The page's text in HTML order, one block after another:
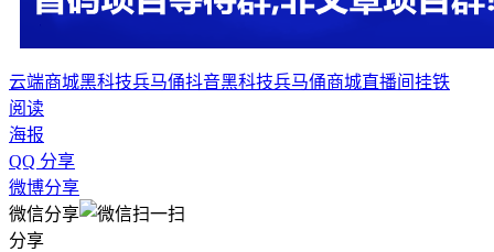
云端商城黑科技兵马俑抖音黑科技兵马俑商城直播间挂铁
阅读
海报
QQ 分享
微博分享
微信分享
分享